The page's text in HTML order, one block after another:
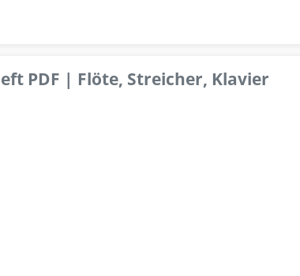
PDF | Flöte, Streicher, Klavier